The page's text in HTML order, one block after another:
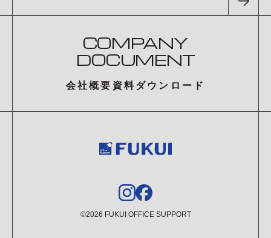
COMPANY
DOCUMENT
会社概要資料ダウンロード
©2026 FUKUI OFFICE SUPPORT